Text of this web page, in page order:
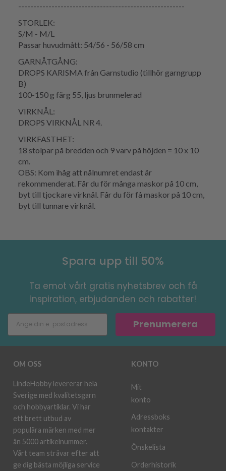
-------------------------------------------------------
STORLEK:
S/M - M/L
Passar huvudmått: 54/56 - 56/58 cm
GARNÅTGÅNG:
DROPS KARISMA från Garnstudio (tillhör garngrupp
B)
100-150 g färg 55, ljus brunmelerad
VIRKNÅL:
DROPS VIRKNÅL NR 4.
VIRKFASTHET:
18 stolpar på bredden och 9 varv på höjden = 10 x 10
cm.
OBS: Kom ihåg att nålnumret endast är
rekommenderat. Får du för många maskor på 10 cm,
byt till tjockare virknål. Får du för få maskor på 10 cm,
byt till tunnare virknål.
Spara upp till 50%
Ta emot vårt gratis nyhetsbrev och få
inspiration, erbjudanden och rabatter!
Prenumerera
OM OSS
LindeHobby levererar hela
Sverige med kvalitetsgarn
och hobbyartiklar. Vi har
ett brett utbud av
populära märken med mer
än 5000 artikelnummer.
Vårt team strävar efter att
ge dig bästa möjliga service
KONTO
Mit
konto
Adressboks
kontakter
Önskelista
Orderhistorik